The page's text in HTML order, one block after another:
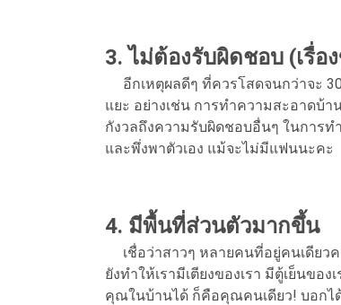
3. ไม่ต้องรับผิดชอบ (เรื่
อีกเหตุผลดีๆ ที่ควรโสดจนกว่าจะ
แยะ อย่างเช่น การทำความสะอาด
กังวลถึงความรับผิดชอบอื่นๆ ในการท
และพึ่งพาตัวเอง แม้จะไม่มีแฟนนะคะ
4. มีพื้นที่ส่วนตัวมากขึ้น
เชื่อว่าสาวๆ หลายคนที่อยู่คนเดียวค
ยังทำให้เรามีเตียงของเรา มีตู้เย็นข
คุณในบ้านได้ ก็คือคุณคนเดียว! บอกไ